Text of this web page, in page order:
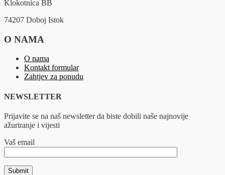
Klokotnica BB
74207 Doboj Istok
O NAMA
O nama
Kontakt formular
Zahtjev za ponudu
NEWSLETTER
Prijavite se na naš newsletter da biste dobili naše najnovije
ažuriranje i vijesti
Vaš email